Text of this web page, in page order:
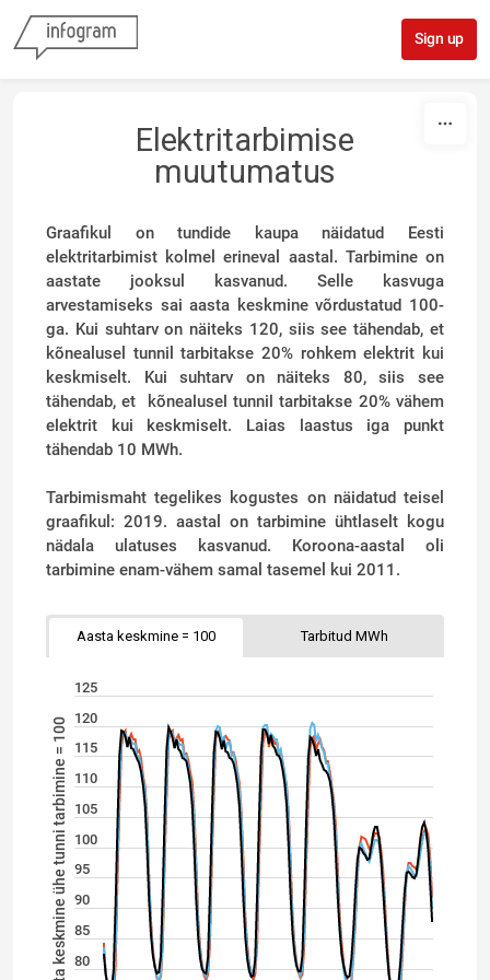
Sign up
Elektritarbimise
muutumatus
Graafikul on tundide kaupa näidatud Eesti
elektritarbimist kolmel erineval aastal. Tarbimine on
aastate jooksul kasvanud. Selle kasvuga
arvestamiseks sai aasta keskmine võrdustatud 100-
ga. Kui suhtarv on näiteks 120, siis see tähendab, et
kõnealusel tunnil tarbitakse 20% rohkem elektrit kui
keskmiselt. Kui suhtarv on näiteks 80, siis see
tähendab, et kõnealusel tunnil tarbitakse 20% vähem
elektrit kui keskmiselt. Laias laastus iga punkt
tähendab 10 MWh.
Tarbimismaht tegelikes kogustes on näidatud teisel
graafikul: 2019. aastal on tarbimine ühtlaselt kogu
nädala ulatuses kasvanud. Koroona-aastal oli
tarbimine enam-vähem samal tasemel kui 2011.
Aasta keskmine = 100 Tarbitud MWh
80
85
90
95
100
105
110
115
120
125
Aasta keskmine ühe tunni tarbimine = 100